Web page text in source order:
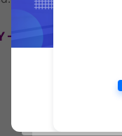
— Language 选择 语